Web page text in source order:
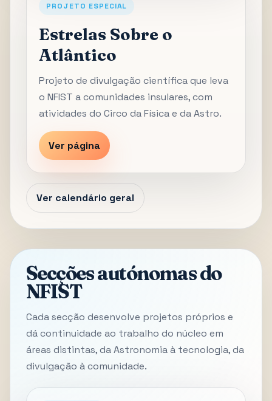
PROJETO ESPECIAL
Estrelas Sobre o
Atlântico
Projeto de divulgação científica que leva
o NFIST a comunidades insulares, com
atividades do Circo da Física e da Astro.
Ver página
Ver calendário geral
Secções autónomas do
NFIST
Cada secção desenvolve projetos próprios e
dá continuidade ao trabalho do núcleo em
áreas distintas, da Astronomia à tecnologia, da
divulgação à comunidade.